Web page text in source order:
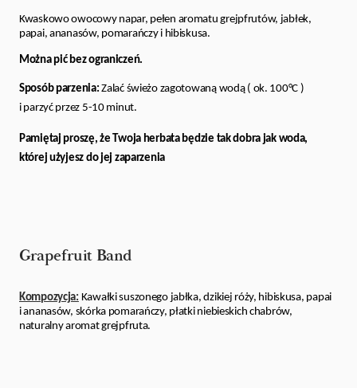
Kwaskowo owocowy napar, pełen aromatu grejpfrutów, jabłek,
papai, ananasów, pomarańczy i hibiskusa.
Można pić bez ograniczeń.
Sposób parzenia: Zalać świeżo zagotowaną wodą ( ok. 100°C )
i parzyć przez 5-10 minut.
Pamiętaj proszę, że Twoja herbata będzie tak dobra jak woda,
której użyjesz do jej zaparzenia
Grapefruit Band
Kompozycja: Kawałki suszonego jabłka, dzikiej róży, hibiskusa, papai
i ananasów, skórka pomarańczy, płatki niebieskich chabrów,
naturalny aromat grejpfruta.